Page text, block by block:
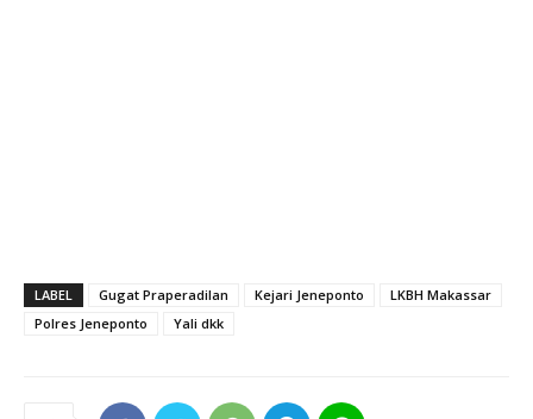
LABEL Gugat Praperadilan Kejari Jeneponto
LKBH Makassar
Polres Jeneponto
Yali dkk